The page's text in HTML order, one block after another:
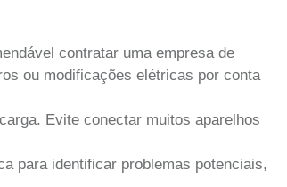
contratar uma empresa de
ou modificações elétricas por conta
Evite conectar muitos aparelhos
para identificar problemas potenciais,